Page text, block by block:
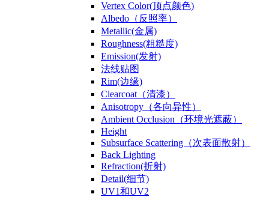
Vertex Color(顶点颜色)
Albedo（反照率）
Metallic(金属)
Roughness(粗糙度)
Emission(发射)
法线贴图
Rim(边缘)
Clearcoat（清漆）
Anisotropy（各向异性）
Ambient Occlusion（环境光遮蔽）
Height
Subsurface Scattering（次表面散射）
Back Lighting
Refraction(折射)
Detail(细节)
UV1和UV2